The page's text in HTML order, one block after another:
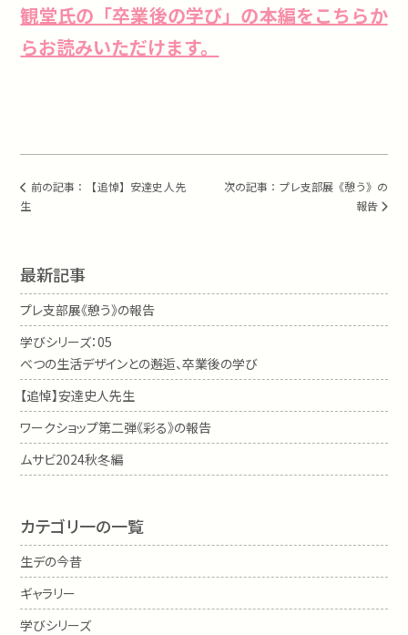
観堂氏の「卒業後の学び」の本編をこちらか
らお読みいただけます。
前の記事：
【追悼】安達史人先
生
次の記事： プレ支部展《憩う》の
報告
最新記事
プレ支部展《憩う》の報告
学びシリーズ：05
べつの生活デザインとの邂逅、卒業後の学び
【追悼】安達史人先生
ワークショップ第二弾《彩る》の報告
ムサビ2024秋冬編
カテゴリ一の一覧
生デの今昔
ギャラリー
学びシリーズ